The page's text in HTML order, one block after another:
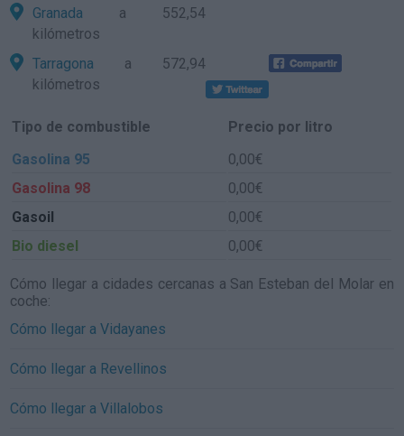
Granada a 552,54
kilómetros
Tarragona a 572,94
kilómetros
Tipo de combustible
Precio por litro
Gasolina 95
0,00€
Gasolina 98
0,00€
Gasoil
0,00€
Bio diesel
0,00€
Cómo llegar a cidades cercanas a San Esteban del Molar en
coche:
Cómo llegar a Vidayanes
Cómo llegar a Revellinos
Cómo llegar a Villalobos